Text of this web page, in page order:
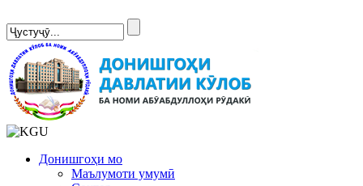
Донишгоҳи мо
Маълумоти умумӣ